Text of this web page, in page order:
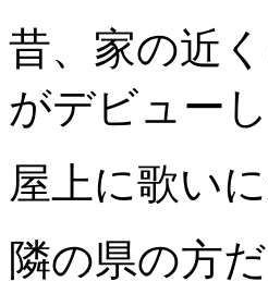
昔、家の近
がデビュー
屋上に歌い
隣の県の方